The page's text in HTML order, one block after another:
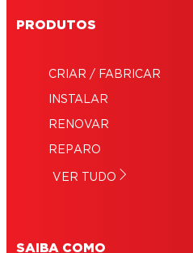
PRODUTOS
CRIAR / FABRICAR
INSTALAR
RENOVAR
REPARO
VER TUDO
SAIBA COMO